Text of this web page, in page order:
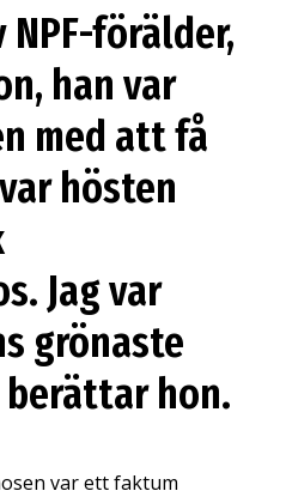
NPF-förälder,
han var
med att få
hösten
Jag var
grönaste
berättar hon.
var ett faktum